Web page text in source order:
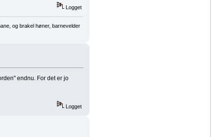
Logget
og brakel høner, barnevelder
endnu. For det er jo
Logget